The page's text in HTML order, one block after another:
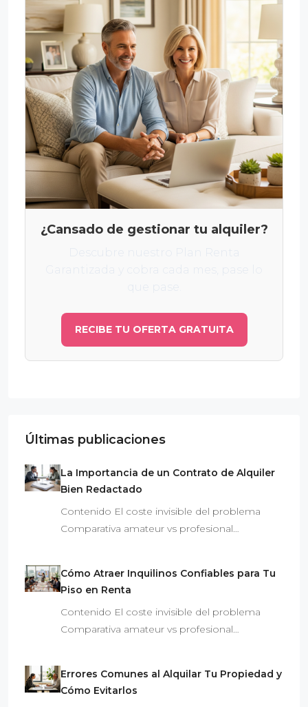
¿Cansado de gestionar tu alquiler?
RECIBE TU OFERTA GRATUITA
Últimas publicaciones
La Importancia de un Contrato de Alquiler
Bien Redactado
Contenido El coste invisible del problema
Comparativa amateur vs profesional…
Cómo Atraer Inquilinos Confiables para Tu
Piso en Renta
Contenido El coste invisible del problema
Comparativa amateur vs profesional…
Errores Comunes al Alquilar Tu Propiedad y
Cómo Evitarlos